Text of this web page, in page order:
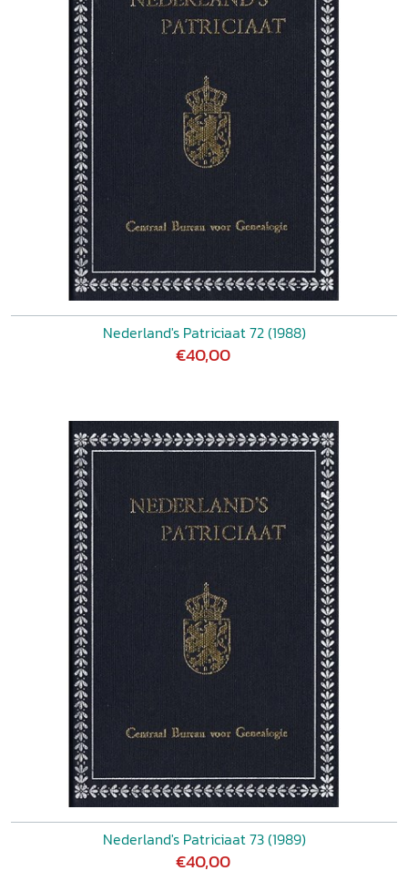
Nederland's Patriciaat 72 (1988)
€40,00
Nederland's Patriciaat 73 (1989)
€40,00